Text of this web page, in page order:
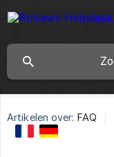
Artikelen over: FAQ